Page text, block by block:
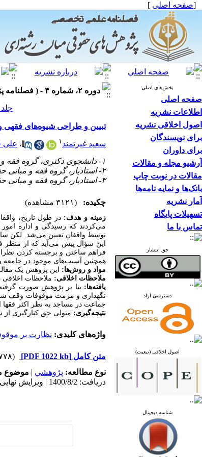
[صفحه اصلی ]
بخش‌های اصلی
صفحه اصلی
اطلاعات نشریه
اصول اخلاقی نشریه
برای نویسندگان
برای داوران
آرشیو مجله و مقالات
مقالات در نوبت چاپ
بانک‌ها و نمایه نامه‌ها
آمار نشریه
تسهیلات پایگاه
تماس با ما
حق انتشار
دسترسی آزاد
اصول اخلاقی (تبعیت)
شناسه دیجیتال
دوره ۲، شماره ۴ - ( فصلنامه پژوهش‌های حقوقی میان‌رشته‌ای، زمستان ۱۴۰۰ )
جلد ۲ شماره ۴ صفحات ۴۰-۲۹
تبیین و طراحی شیوه‌های
سعید غیرتمند ۱ ، علی
۱- دانشجوی دکتری، گروه فقه و مبانی حقوق اسلامی، دانشکده علوم انسانی، واحد بابل، دانشگاه آزاد اسلامی، بابل، ایران.
۲- استادیار، گروه فقه و مبانی حقوق اسلامی، دانشکده علوم انسانی، واحد بابل، دانشگاه آزاد اسلامی، بابل، ایران. (نویسنده مسؤول)
۳- استادیار، گروه فقه و مبانی حقوق اسلامی، دانشکده علوم انسانی، واحد بابل، دانشگاه آزاد اسلامی، بابل، ایران.
چکیده: (۳۱۲۱ مشاهده)
زمینه و هدف: در طول تاریخ،
می‌کردند که رسیدگی و اداره
توسط واقفان تعیین می‌شد. لکن
این سؤال پیش می‌آید که از منظر
فراهم ساختن و برجسته کردن
همچنین آسیب‌های موجود در
مواد و روش‌ها: این پژوهش یک
ملاحظات اخلاقی: ملاحظات
یافته‌ها: بنا بر پژوهش صورت
نگهداری و مرمت موقوفات وقف شده
جماعت در مساجد به نظر اکثر
نتیجه‌گیری: متولی حق کنارگیری
واژه‌های کلیدی: نظارت بر
متن کامل [PDF 1022 kb]
(۷۷۸ دریافت)
نوع مطالعه: پژوهشي | موضوع
دریافت: 1400/8/2 | ویرایش نهایی: 1403/11/12 | پذیرش: 1400/9/27 | انتشار: 1400/10/11